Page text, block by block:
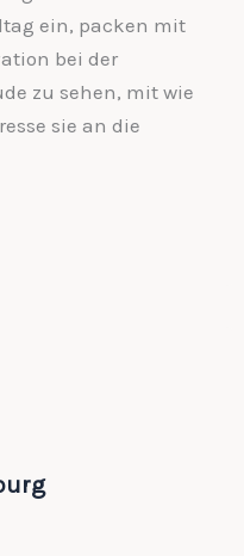
ein, packen mit
bei der
zu sehen, mit wie
sie an die